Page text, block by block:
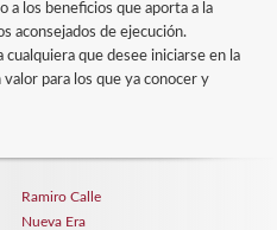
a los beneficios que aporta a la
aconsejados de ejecución.
que desee iniciarse en la
para los que ya conocer y
Ramiro Calle
Nueva Era